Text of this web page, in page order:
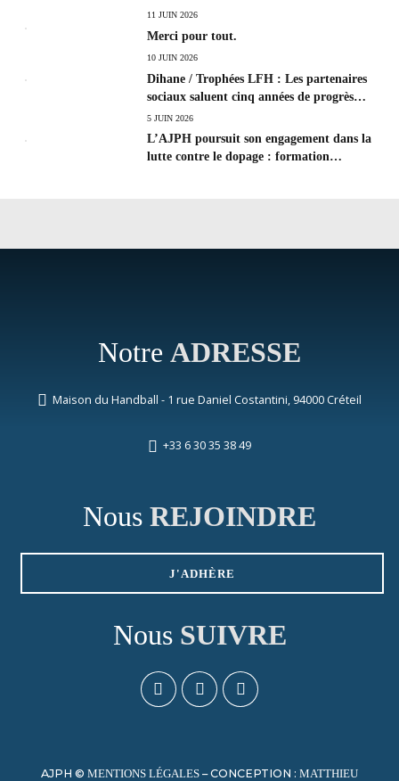
11 JUIN 2026
Merci pour tout.
10 JUIN 2026
Dihane / Trophées LFH : Les partenaires
sociaux saluent cinq années de progrès
social et les efforts à poursuivre !
5 JUIN 2026
L’AJPH poursuit son engagement dans la
lutte contre le dopage : formation
Notre ADRESSE
Maison du Handball - 1 rue Daniel Costantini, 94000 Créteil
+33 6 30 35 38 49
Nous REJOINDRE
J'ADHÈRE
Nous SUIVRE
AJPH © MENTIONS LÉGALES – CONCEPTION : MATTHIEU